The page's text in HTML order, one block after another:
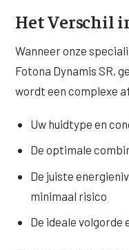
Het Verschil
Wanneer onze
Fotona Dynamis SR,
wordt een complexe
Uw huidtype en
De optimale
De juiste
minimaal risico
De ideale volgorde